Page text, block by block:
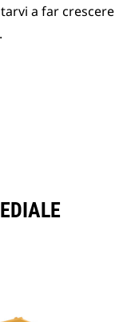
a far crescere